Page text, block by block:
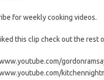
for weekly cooking videos.
this clip check out the rest